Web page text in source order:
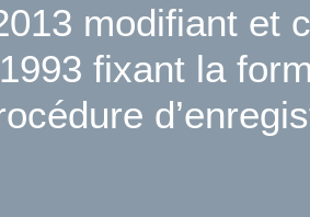
modifiant et
fixant la